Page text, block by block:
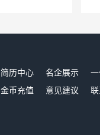
简历中心 名企展示
金币充值 意见建议 联